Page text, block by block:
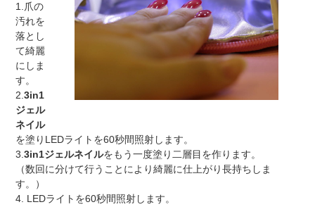
ー
イ
ン
ワ
ン）/
ワ
ン
ス
テ
ッ
プ
ジ
ェ
ル
1.爪の
汚れを
落とし
て綺麗
にしま
す。
2.3in1
ジェル
ネイル
を塗りLEDライトを60秒間照射します。
3.3in1ジェルネイルをもう一度塗り二層目を作ります。
（数回に分けて行うことにより綺麗に仕上がり長持ちしま
す。）
4. LEDライトを60秒間照射します。